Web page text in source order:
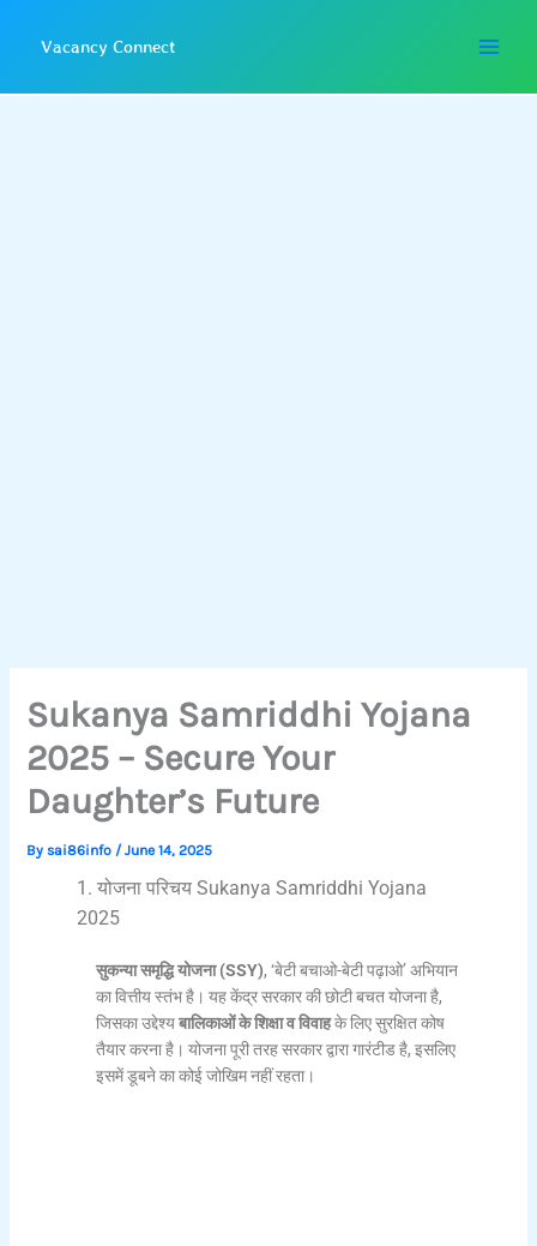
Vacancy Connect
Sukanya Samriddhi Yojana
2025 – Secure Your
Daughter’s Future
By sai86info / June 14, 2025
1. योजना परिचय Sukanya Samriddhi Yojana
2025
सुकन्या समृद्धि योजना (SSY), ‘बेटी बचाओ-बेटी पढ़ाओ’ अभियान
का वित्तीय स्तंभ है। यह केंद्र सरकार की छोटी बचत योजना है,
जिसका उद्देश्यबालिकाओं के शिक्षा व विवाहके लिए सुरक्षित कोष
तैयार करना है। योजना पूरी तरह सरकार द्वारा गारंटीड है, इसलिए
इसमें डूबने का कोई जोखिम नहीं रहता।